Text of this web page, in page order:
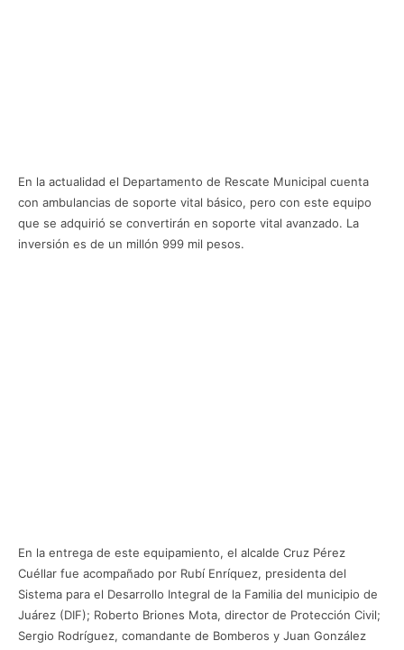
En la actualidad el Departamento de Rescate Municipal cuenta
con ambulancias de soporte vital básico, pero con este equipo
que se adquirió se convertirán en soporte vital avanzado. La
inversión es de un millón 999 mil pesos.
En la entrega de este equipamiento, el alcalde Cruz Pérez
Cuéllar fue acompañado por Rubí Enríquez, presidenta del
Sistema para el Desarrollo Integral de la Familia del municipio de
Juárez (DIF); Roberto Briones Mota, director de Protección Civil;
Sergio Rodríguez, comandante de Bomberos y Juan González